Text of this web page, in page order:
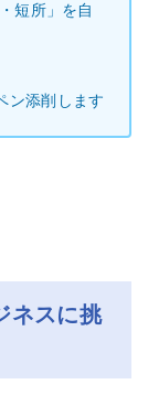
短所」を自
ン添削します
ネスに挑